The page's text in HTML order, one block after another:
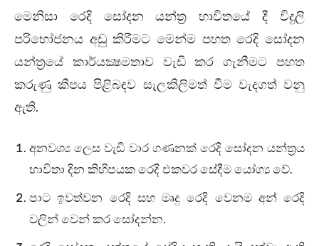
මෙනිසා රෙදි සෝදන යන්ත්‍ර භාවිතයේ දී විදුලි
පරිභෝජනය අඩු කිරීමට මෙන්ම පහත රෙදි සෝදන
යන්ත්‍රයේ කාර්යක්‍ෂමතාව වැඩි කර ගැනීමට පහත
කරුණු කීපය පිළිබඳව සැලකිලිමත් වීම වැදගත් වනු
ඇති.
අනවශ්‍ය ලෙස වැඩි වාර ගණනක්‌ රෙදි සෝදන යන්ත්‍රය
භාවිතා දින කිහිපයක රෙදි එකවර සේදීම යෝග්‍ය වේ.
පාට ඉවත්වන රෙදි සහ මෘදු රෙදි වෙනම අන් රෙදි
වලින් වෙන් කර සෝදන්න.